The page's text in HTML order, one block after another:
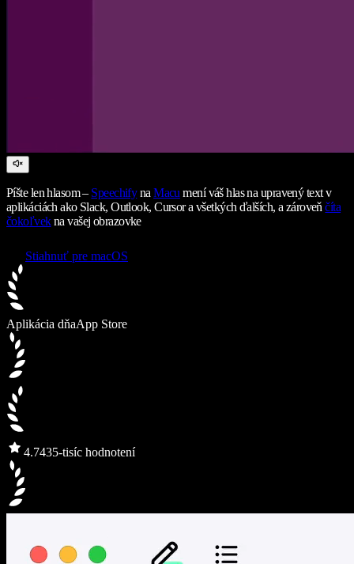
Píšte len hlasom – SpeechifynaMacu mení váš hlas na upravený text v
aplikáciách ako Slack, Outlook, Cursor a všetkých ďalších, a zároveňčíta
čokoľvekna vašej obrazovke
Stiahnuť pre macOS
Aplikácia dňaApp Store
4.7435-tisíc hodnotení